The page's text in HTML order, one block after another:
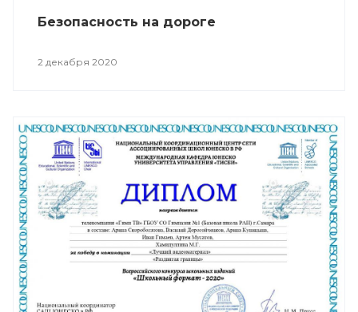
Безопасность на дороге
2 декабря 2020